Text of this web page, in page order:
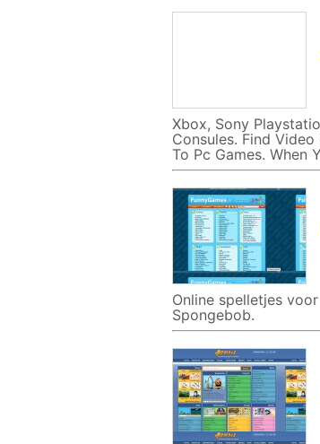
Xbox, Sony
Consules. Find
To Pc Games. When
Online spelletjes
Spongebob.